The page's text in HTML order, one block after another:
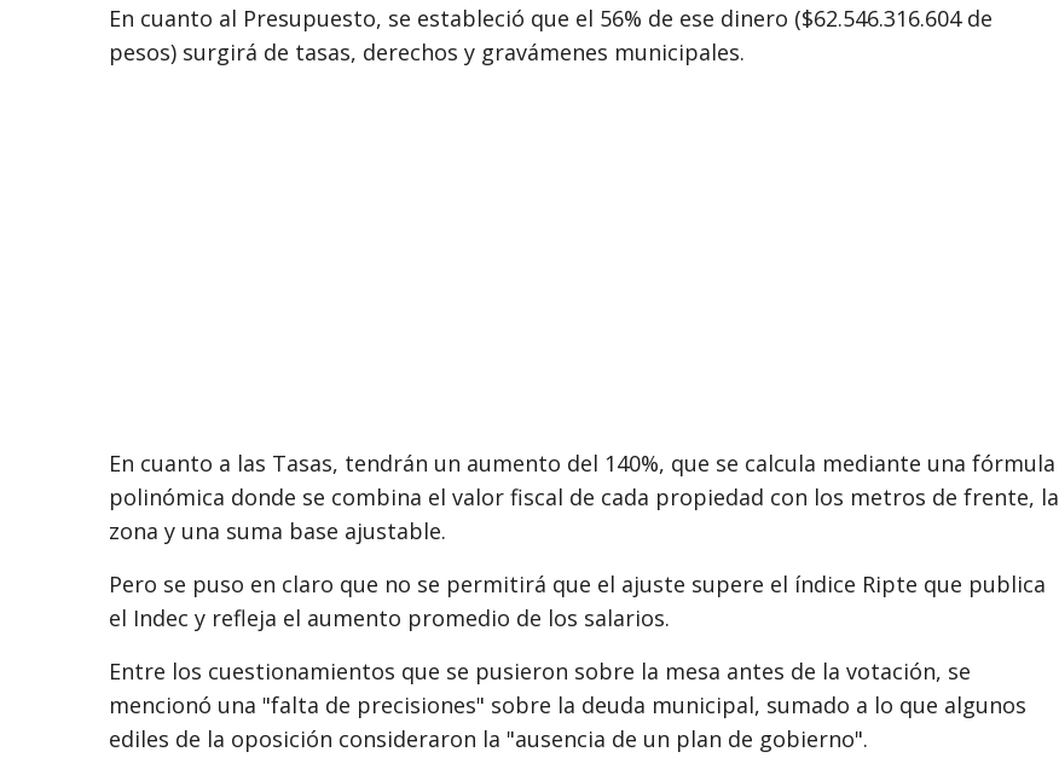
En cuanto al Presupuesto, se estableció que el 56% de ese dinero ($62.546.316.604 de
pesos) surgirá de tasas, derechos y gravámenes municipales.
En cuanto a las Tasas, tendrán un aumento del 140%, que se calcula mediante una fórmula
polinómica donde se combina el valor fiscal de cada propiedad con los metros de frente, la
zona y una suma base ajustable.
Pero se puso en claro que no se permitirá que el ajuste supere el índice Ripte que publica
el Indec y refleja el aumento promedio de los salarios.
Entre los cuestionamientos que se pusieron sobre la mesa antes de la votación, se
mencionó una "falta de precisiones" sobre la deuda municipal, sumado a lo que algunos
ediles de la oposición consideraron la "ausencia de un plan de gobierno".